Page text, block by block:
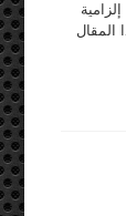
المقال